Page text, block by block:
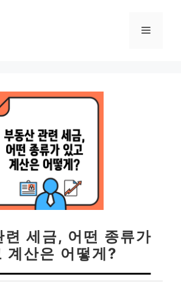
메
련 세금, 어떤 종류가
계산은 어떻게?